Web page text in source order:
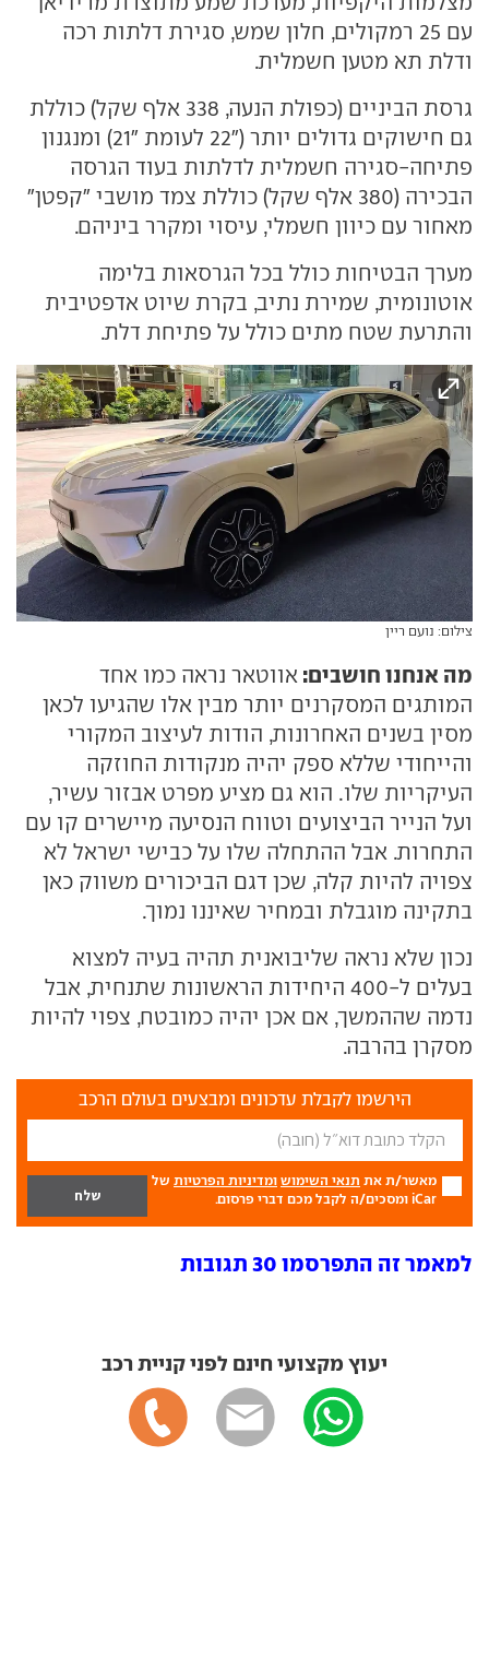
עם 25 רמקולים, חלון שמש, סגירת דלתות רכה
ודלת תא מטען חשמלית.
גרסת הביניים (כפולת הנעה, 338 אלף שקל) כוללת
גם חישוקים גדולים יותר ("22 לעומת "21) ומנגנון
פתיחה-סגירה חשמלית לדלתות בעוד הגרסה
הבכירה (380 אלף שקל) כוללת צמד מושבי "קפטן"
מאחור עם כיוון חשמלי, עיסוי ומקרר ביניהם.
מערך הבטיחות כולל בכל הגרסאות בלימה
אוטונומית, שמירת נתיב, בקרת שיוט אדפטיבית
והתרעת שטח מתים כולל על פתיחת דלת.
צילום: נועם ריין
מה אנחנו חושבים: אווטאר נראה כמו אחד
המותגים המסקרנים יותר מבין אלו שהגיעו לכאן
מסין בשנים האחרונות, הודות לעיצוב המקורי
והייחודי שללא ספק יהיה מנקודות החוזקה
העיקריות שלו. הוא גם מציע מפרט אבזור עשיר,
ועל הנייר הביצועים וטווח הנסיעה מיישרים קו עם
התחרות. אבל ההתחלה שלו על כבישי ישראל לא
צפויה להיות קלה, שכן דגם הביכורים משווק כאן
בתקינה מוגבלת ובמחיר שאיננו נמוך.
נכון שלא נראה שליבואנית תהיה בעיה למצוא
בעלים ל-400 היחידות הראשונות שתנחית, אבל
נדמה שההמשך, אם אכן יהיה כמובטח, צפוי להיות
מסקרן בהרבה.
הירשמו לקבלת עדכונים ומבצעים בעולם הרכב
מאשר/ת את תנאי השימוש ומדיניות הפרטיות של
iCar ומסכים/ה לקבל מכם דברי פרסום.
למאמר זה התפרסמו 30 תגובות
יעוץ מקצועי חינם לפני קניית רכב